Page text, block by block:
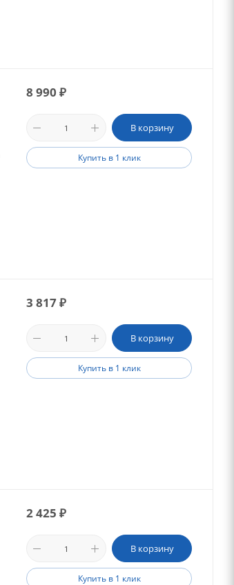
8 990 ₽
В корзину
Купить в 1 клик
3 817₽
В корзину
Купить в 1 клик
2 425 ₽
В корзину
Купить в 1 клик